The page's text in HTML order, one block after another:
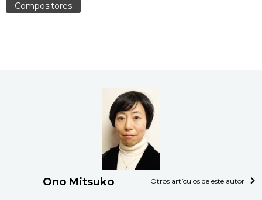
Compositores
Ono Mitsuko Otros artículos de este autor